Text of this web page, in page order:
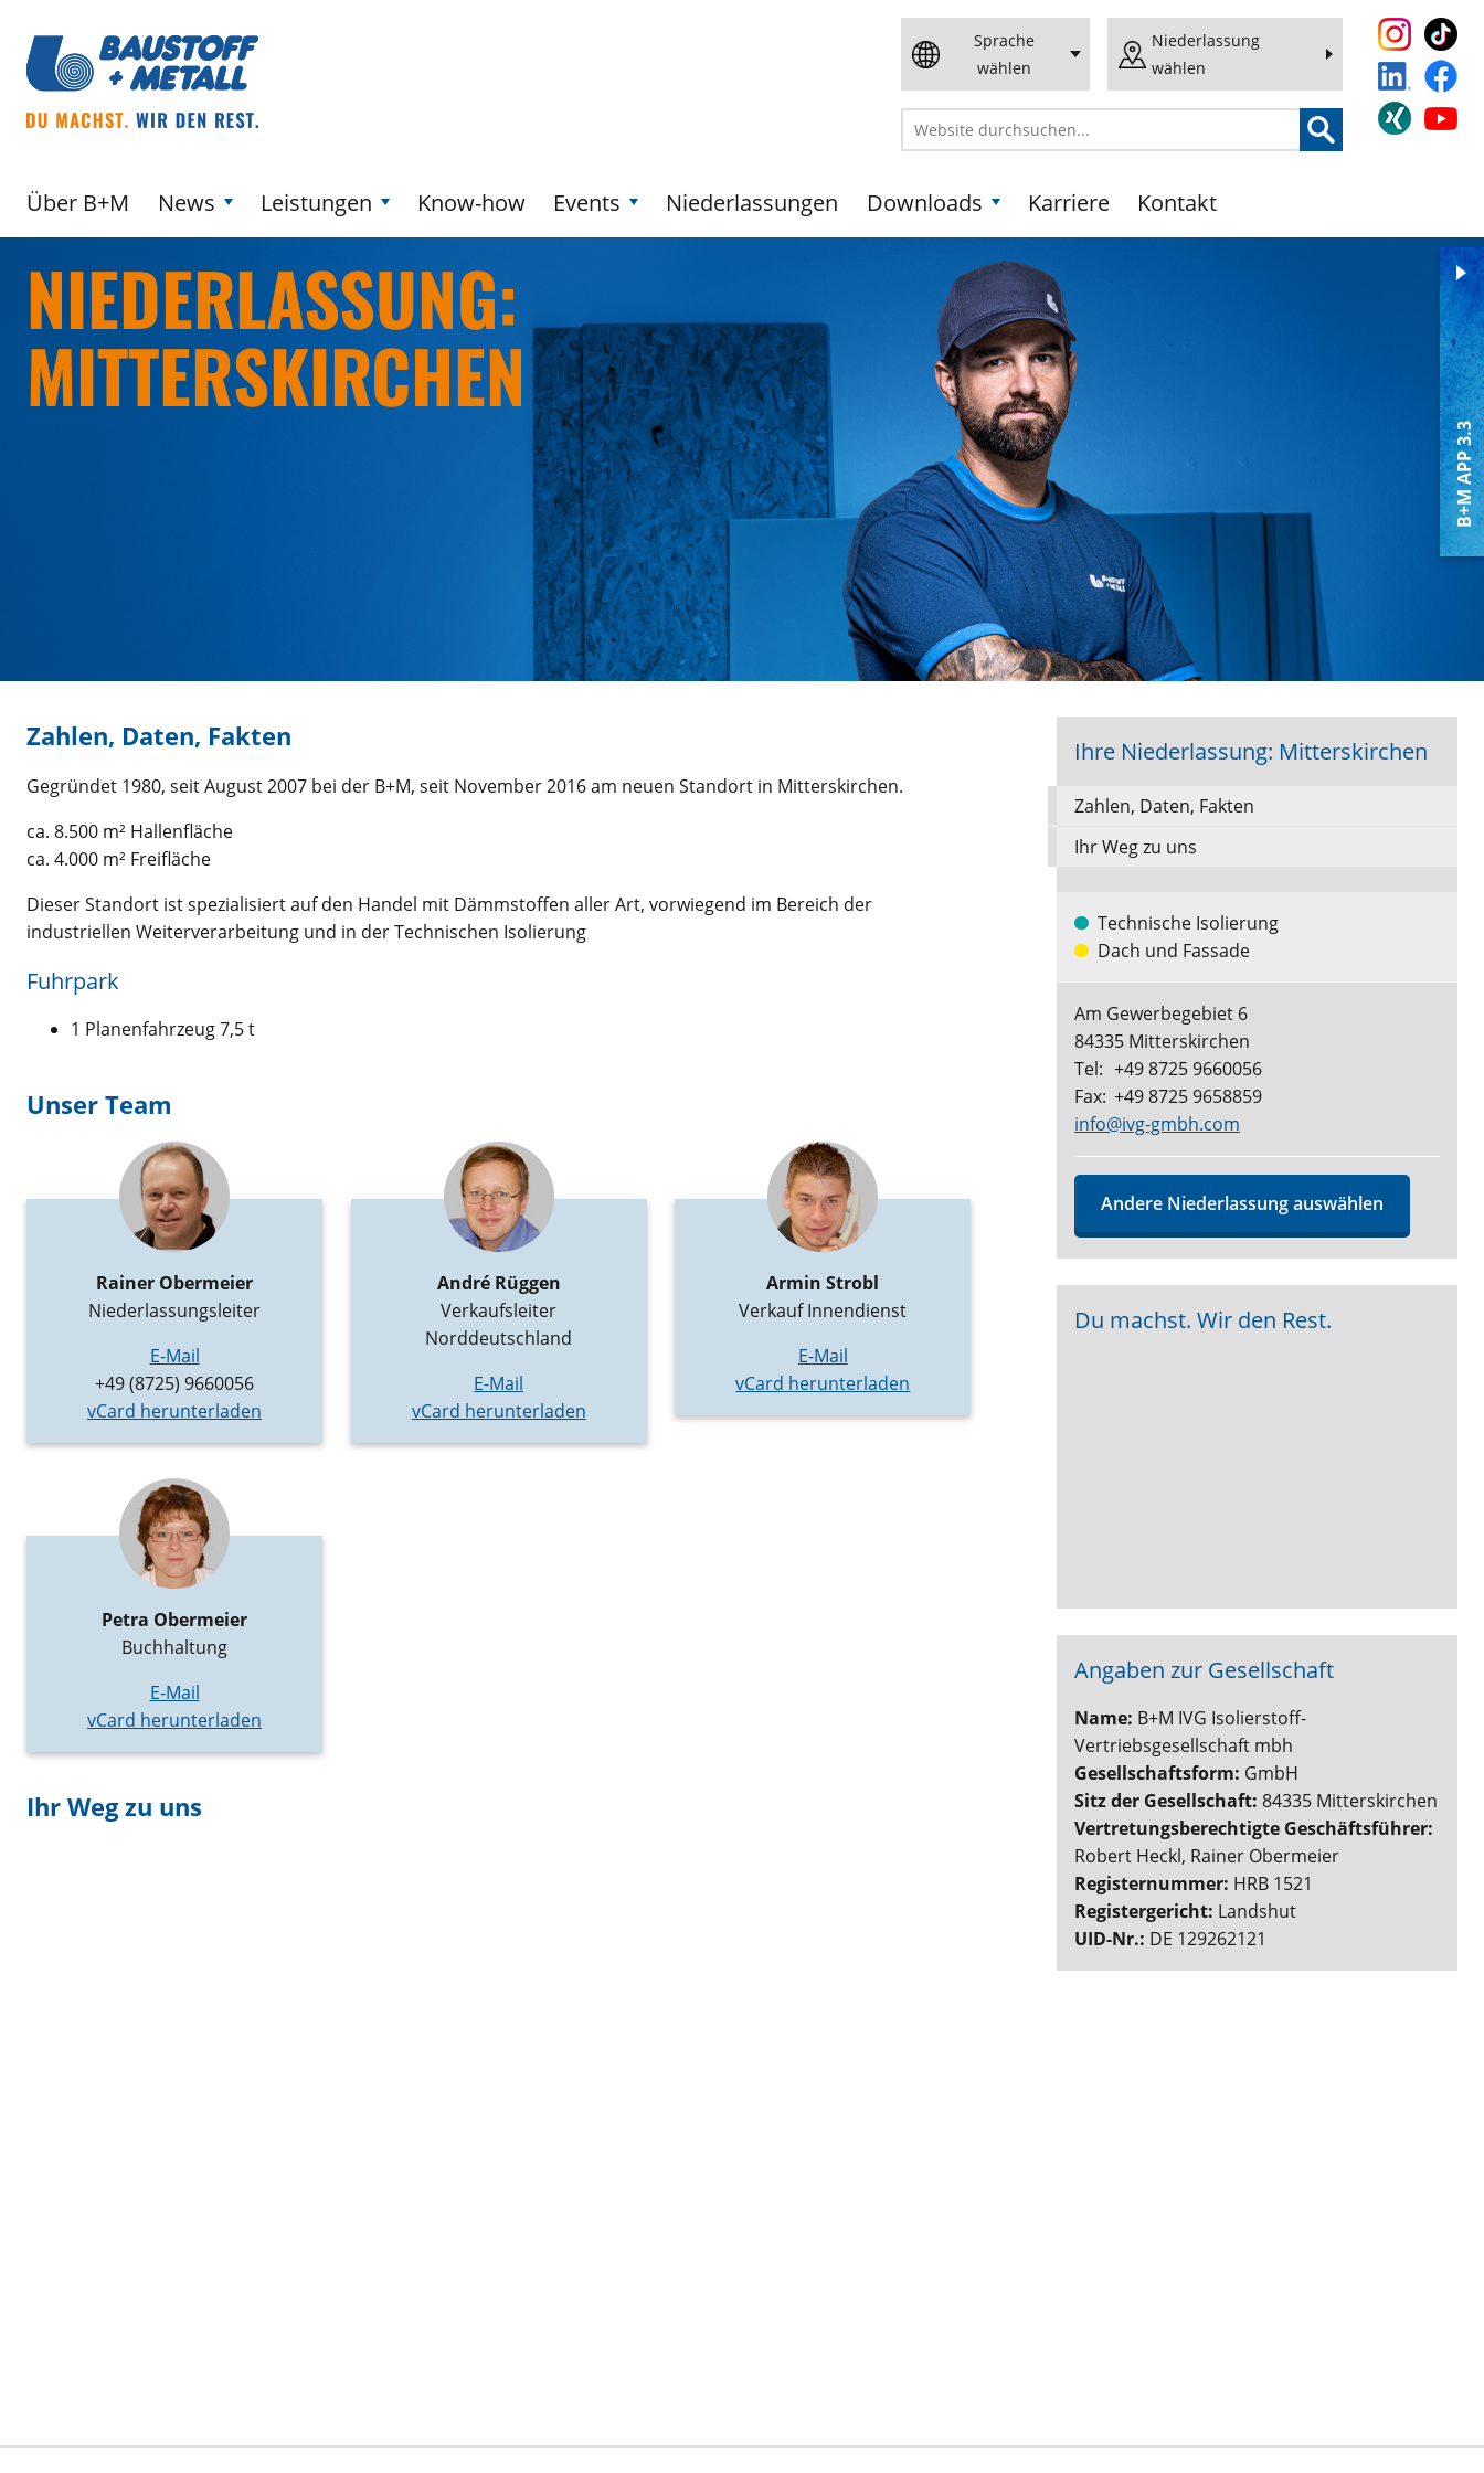
Sprache
wählen
Niederlassung
wählen
Über B+M News Leistungen Know-how Events Niederlassungen Downloads Karriere Kontakt
B+M APP 3.3
Bauelemente-Funktionen
Das „Must-have“ für die
Zum Download!
NIEDERLASSUNG:
MITTERSKIRCHEN
Zahlen, Daten, Fakten
Gegründet 1980, seit August 2007 bei der B+M, seit November 2016 am neuen Standort in Mitterskirchen.
ca. 8.500 m² Hallenfläche
ca. 4.000 m² Freifläche
Dieser Standort ist spezialisiert auf den Handel mit Dämmstoffen aller Art, vorwiegend im Bereich der
industriellen Weiterverarbeitung und in der Technischen Isolierung
Fuhrpark
1 Planenfahrzeug 7,5 t
Unser Team
Rainer Obermeier
Niederlassungsleiter
E-Mail
+49 (8725) 9660056
vCard herunterladen
André Rüggen
Verkaufsleiter
Norddeutschland
E-Mail
vCard herunterladen
Armin Strobl
Verkauf Innendienst
E-Mail
vCard herunterladen
Petra Obermeier
Buchhaltung
E-Mail
vCard herunterladen
Ihr Weg zu uns
Ihre Niederlassung: Mitterskirchen
Zahlen, Daten, Fakten
Ihr Weg zu uns
Technische Isolierung
Dach und Fassade
Am Gewerbegebiet 6
84335 Mitterskirchen
Tel: +49 8725 9660056
Fax: +49 8725 9658859
info@ivg-gmbh.com
Andere Niederlassung auswählen
Du machst. Wir den Rest.
Angaben zur Gesellschaft
Name: B+M IVG Isolierstoff-
Vertriebsgesellschaft mbh
Gesellschaftsform: GmbH
Sitz der Gesellschaft: 84335 Mitterskirchen
Vertretungsberechtigte Geschäftsführer:
Robert Heckl, Rainer Obermeier
Registernummer: HRB 1521
Registergericht: Landshut
UID-Nr.: DE 129262121